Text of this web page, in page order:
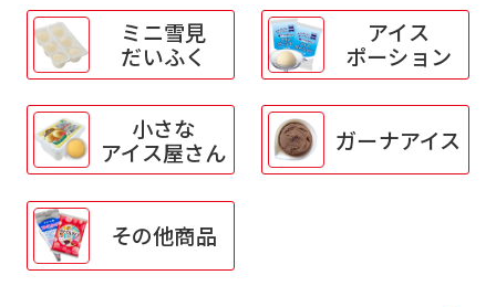
ミニ雪見
だいふく
アイス
ポーション
小さな
アイス屋さん ガーナアイス
その他商品